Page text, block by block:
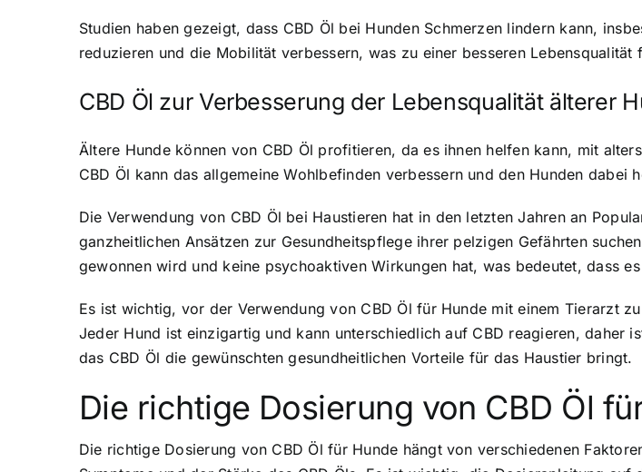
Studien haben gezeigt, dass CBD Öl bei Hunden Schmerzen lindern kann,
reduzieren und die Mobilität verbessern, was zu einer besseren
CBD Öl zur Verbesserung der Lebensqualität älterer
Ältere Hunde können von CBD Öl profitieren, da es ihnen helfen kann, mit
CBD Öl kann das allgemeine Wohlbefinden verbessern und den Hunden dabei
Die Verwendung von CBD Öl bei Haustieren hat in den letzten Jahren an
ganzheitlichen Ansätzen zur Gesundheitspflege ihrer pelzigen Gefährten
gewonnen wird und keine psychoaktiven Wirkungen hat, was bedeutet, dass
Es ist wichtig, vor der Verwendung von CBD Öl für Hunde mit einem Tierarzt
Jeder Hund ist einzigartig und kann unterschiedlich auf CBD reagieren, daher
das CBD Öl die gewünschten gesundheitlichen Vorteile für das Haustier bringt.
Die richtige Dosierung von CBD Öl
Die richtige Dosierung von CBD Öl für Hunde hängt von verschiedenen